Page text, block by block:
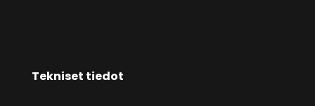
Tekniset tiedot